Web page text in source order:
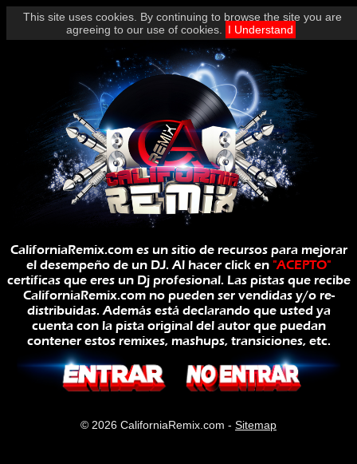
This site uses cookies. By continuing to browse the site you are
agreeing to our use of cookies.
I Understand
CaliforniaRemix.com es un sitio de recursos para mejorar
el desempeño de un DJ. Al hacer click en "ACEPTO"
certificas que eres un Dj profesional. Las pistas que recibe
CaliforniaRemix.com no pueden ser vendidas y/o re-
distribuidas. Además está declarando que usted ya
cuenta con la pista original del autor que puedan
contener estos remixes, mashups, transiciones, etc.
© 2026 CaliforniaRemix.com - Sitemap